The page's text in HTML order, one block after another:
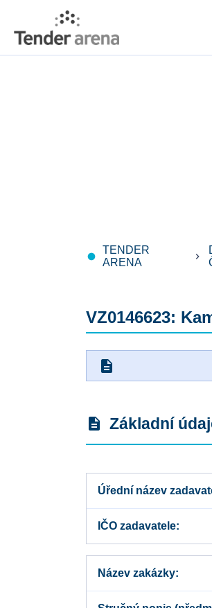
fiber_manual_record
TENDER
ARENA
keyboard_arrow_right
VZ0146623:
description
description Základní
Úřední název
IČO zadavatele
Název zakázky